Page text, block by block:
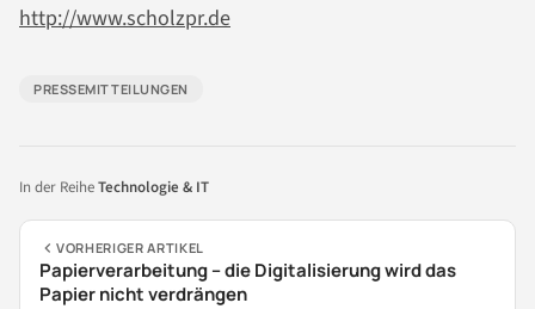
http://www.scholzpr.de
PRESSEMITTEILUNGEN
In der ReiheTechnologie & IT
VORHERIGER ARTIKEL
Papierverarbeitung – die Digitalisierung wird das
Papier nicht verdrängen